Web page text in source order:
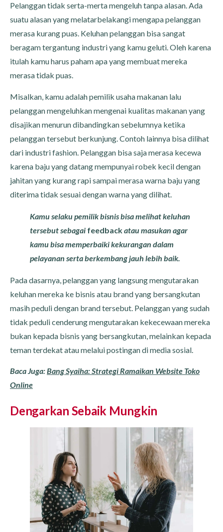
Pelanggan tidak serta-merta mengeluh tanpa alasan. Ada
suatu alasan yang melatarbelakangi mengapa pelanggan
merasa kurang puas. Keluhan pelanggan bisa sangat
beragam tergantung industri yang kamu geluti. Oleh karena
itulah kamu harus paham apa yang membuat mereka
merasa tidak puas.
Misalkan, kamu adalah pemilik usaha makanan lalu
pelanggan mengeluhkan mengenai kualitas makanan yang
disajikan menurun dibandingkan sebelumnya ketika
pelanggan tersebut berkunjung. Contoh lainnya bisa dilihat
dari industri fashion. Pelanggan bisa saja merasa kecewa
karena baju yang datang mempunyai robek kecil dengan
jahitan yang kurang rapi sampai merasa warna baju yang
diterima tidak sesuai dengan warna yang dilihat.
Kamu selaku pemilik bisnis bisa melihat keluhan
tersebut sebagai feedbackatau masukan agar
kamu bisa memperbaiki kekurangan dalam
pelayanan serta berkembang jauh lebih baik.
Pada dasarnya, pelanggan yang langsung mengutarakan
keluhan mereka ke bisnis atau brand yang bersangkutan
masih peduli dengan brand tersebut. Pelanggan yang sudah
tidak peduli cenderung mengutarakan kekecewaan mereka
bukan kepada bisnis yang bersangkutan, melainkan kepada
teman terdekat atau melalui postingan di media sosial.
Baca Juga:Bang Syaiha: Strategi Ramaikan Website Toko
Online
Dengarkan Sebaik Mungkin